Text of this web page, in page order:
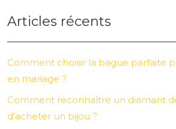
Articles récents
Comment choisir la bague parfaite
en mariage ?
Comment reconnaître un diamant
d’acheter un bijou ?